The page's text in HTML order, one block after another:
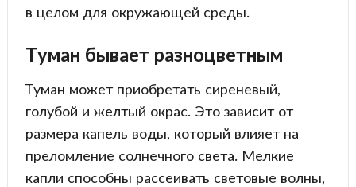
в целом для окружающей среды.
Туман бывает разноцветным
Туман может приобретать сиреневый,
голубой и желтый окрас. Это зависит от
размера капель воды, который влияет на
преломление солнечного света. Мелкие
капли способны рассеивать световые волны,